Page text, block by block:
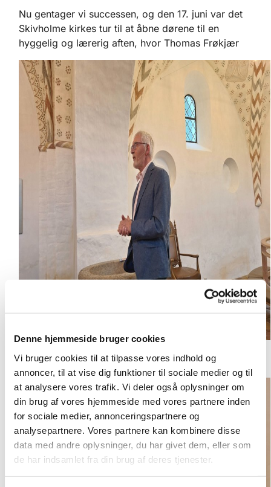
Denne hjemmeside bruger cookies
Vi bruger cookies til at tilpasse vores indhold og
annoncer, til at vise dig funktioner til sociale medier og til
at analysere vores trafik. Vi deler også oplysninger om
din brug af vores hjemmeside med vores partnere inden
for sociale medier, annonceringspartnere og
analysepartnere. Vores partnere kan kombinere disse
data med andre oplysninger, du har givet dem, eller som
de har indsamlet fra din brug af deres tjenester.
Nu gentager vi successen, og den 17. juni var det
Skivholme kirkes tur til at åbne dørene til en
hyggelig og lærerig aften, hvor Thomas Frøkjær
og Eva Bach